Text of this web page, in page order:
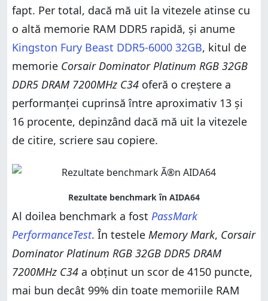
fapt. Per total, dacă mă uit la vitezele atinse cu
o altă memorie RAM DDR5 rapidă, și anume
Kingston Fury Beast DDR5-6000 32GB, kitul de
memorie Corsair Dominator Platinum RGB 32GB
DDR5 DRAM 7200MHz C34 oferă o creștere a
performanței cuprinsă între aproximativ 13 și
16 procente, depinzând dacă mă uit la vitezele
de citire, scriere sau copiere.
Al doilea benchmark a fost PassMark
PerformanceTest. În testele Memory Mark, Corsair
Dominator Platinum RGB 32GB DDR5 DRAM
7200MHz C34 a obținut un scor de 4150 puncte,
mai bun decât 99% din toate memoriile RAM